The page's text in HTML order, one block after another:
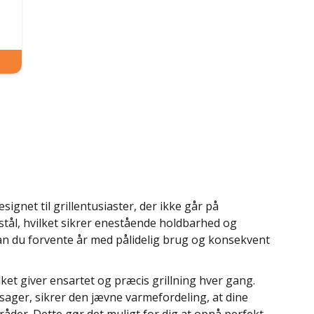
til grillentusiaster, der ikke går på
hvilket sikrer enestående holdbarhed og
du forvente år med pålidelig brug og konsekvent
giver ensartet og præcis grillning hver gang.
sikrer den jævne varmefordeling, at dine